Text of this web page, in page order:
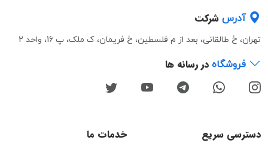
آدرس شرکت
تهران، خ طالقانی، بعد از م فلسطین، خ فریمان، ک ملک، پ 16، واحد 2
فروشگاه در رسانه ها
دسترسی سریع خدمات ما